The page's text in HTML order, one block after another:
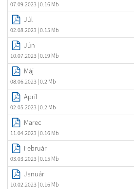
07.09.2023 | 0.16 Mb
Júl
02.08.2023 | 0.15 Mb
Jún
10.07.2023 | 0.19 Mb
Máj
08.06.2023 | 0.2 Mb
Apríl
02.05.2023 | 0.2 Mb
Marec
11.04.2023 | 0.16 Mb
Február
03.03.2023 | 0.15 Mb
Január
10.02.2023 | 0.16 Mb